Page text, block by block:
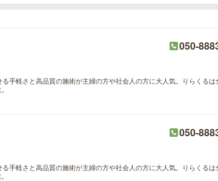
050-
手軽さと高品質の施術が主婦の方や社会人の方に大人気。りらくるは
050-
手軽さと高品質の施術が主婦の方や社会人の方に大人気。りらくるは